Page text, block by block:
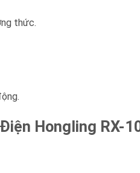
thức.
Hongling RX-